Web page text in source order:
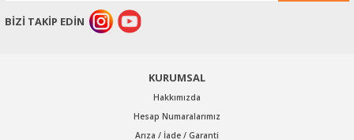
Ürün fiyatı diğer sitelerden daha pahalı.
Bu ürüne benzer farklı alternatifler olmalı.
BİZİ TAKİP EDİN
KURUMSAL
Hakkımızda
Hesap Numaralarımız
Arıza / İade / Garanti